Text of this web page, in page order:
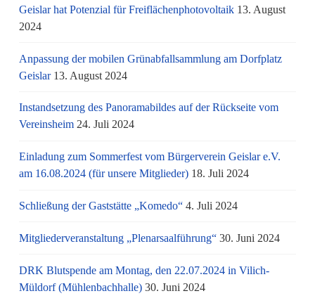
Geislar hat Potenzial für Freiflächenphotovoltaik 13. August
2024
Anpassung der mobilen Grünabfallsammlung am Dorfplatz
Geislar 13. August 2024
Instandsetzung des Panoramabildes auf der Rückseite vom
Vereinsheim 24. Juli 2024
Einladung zum Sommerfest vom Bürgerverein Geislar e.V.
am 16.08.2024 (für unsere Mitglieder) 18. Juli 2024
Schließung der Gaststätte „Komedo“ 4. Juli 2024
Mitgliederveranstaltung „Plenarsaalführung“ 30. Juni 2024
DRK Blutspende am Montag, den 22.07.2024 in Vilich-
Müldorf (Mühlenbachhalle) 30. Juni 2024